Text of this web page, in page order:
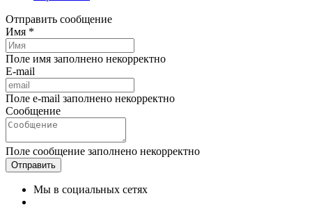
Отправить сообщение
Имя *
Поле имя заполнено некорректно
E-mail
Поле e-mail заполнено некорректно
Сообщение
Поле сообщение заполнено некорректно
Мы в социальных сетях